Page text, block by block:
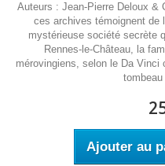
Auteurs : Jean-Pierre Deloux &
ces archives témoignent de
mystérieuse société secrète
Rennes-le-Château, la
mérovingiens, selon le Da
Ajouter au